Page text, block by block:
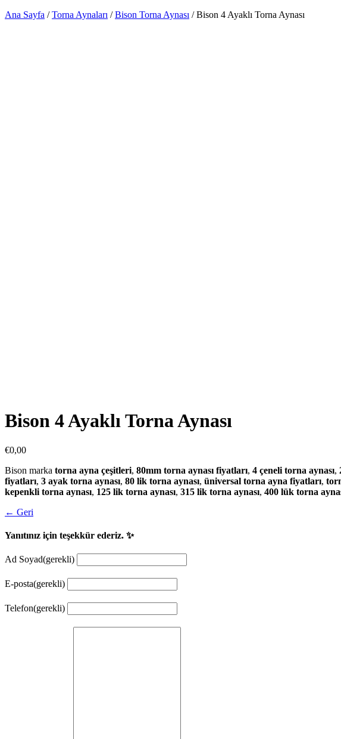
Ana Sayfa /Torna Aynaları /Bison Torna Aynası / Bison 4 Ayaklı Torna Aynası
Bison 4 Ayaklı Torna Aynası
€0,00
Bison marka torna ayna çeşitleri, 80mm torna aynası fiyatları, 4 çeneli torna aynası,
fiyatları, 3 ayak torna aynası, 80 lik torna aynası, üniversal torna ayna fiyatları,
kepenkli torna aynası, 125 lik torna aynası, 315 lik torna aynası, 400 lük torna
← Geri
Yanıtınız için teşekkür ederiz. ✨
Ad Soyad(gerekli)
E-posta(gerekli)
Telefon(gerekli)